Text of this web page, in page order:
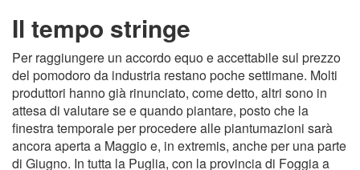
Il tempo stringe
Per raggiungere un accordo equo e accettabile sul prezzo
del pomodoro da industria restano poche settimane. Molti
produttori hanno già rinunciato, come detto, altri sono in
attesa di valutare se e quando piantare, posto che la
finestra temporale per procedere alle piantumazioni sarà
ancora aperta a Maggio e, in extremis, anche per una parte
di Giugno. In tutta la Puglia, con la provincia di Foggia a